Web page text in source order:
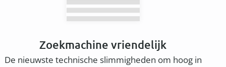
Zoekmachine vriendelijk
De nieuwste technische slimmigheden om hoog in